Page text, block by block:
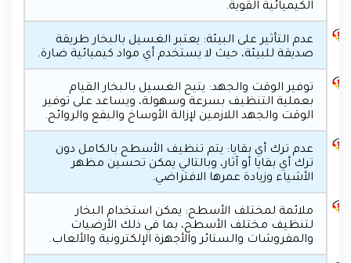
الكيميائية القوية.
عدم التأثير على البيئة: يعتبر الغسيل بالبخار طريقة
صديقة للبيئة، حيث لا يستخدم أي مواد كيميائية ضارة.
توفير الوقت والجهد: يتيح الغسيل بالبخار القيام
بعملية التنظيف بسرعة وسهولة، ويساعد على توفير
الوقت والجهد اللازمين لإزالة الأوساخ والبقع والروائح.
عدم ترك أي بقايا: يتم تنظيف الأسطح بالكامل دون
ترك أي بقايا أو آثار، وبالتالي يمكن تحسين مظهر
الأشياء وزيادة عمرها الافتراضي.
ملائمة لمختلف الأسطح: يمكن استخدام البخار
لتنظيف مختلف الأسطح، بما في ذلك الأرضيات
والمفروشات والستائر والأجهزة الإلكترونية والألعاب.